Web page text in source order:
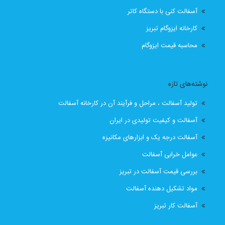
قیمت انواع ایزوگام در تبریز
قیمت ایزوگام آذربام حفاظ
قیمت ایزوگام تبریز
قیمت بهترین ایزوگام
لیست قیمت ایزوگام تبریز
لیست قیمت ایزوگام در تبریز
نصب رایگان
نصب رایگان ایزوگام در تبریز
آسفالت کنی با دستگاه کاتر
کارخانه ایزوگام تبریز
محاسبه قیمت ایزوگام
نوشته‌های تازه
تولید آسفالت ، مراحل و فرآیند آن در کارخانه آسفالت
آسفالت و کیفیت تولیدی در ایران
آسفالت درجه یک و ابزارهای مکانیزه
عوامل خرابی آسفالت
بررسی قیمت آسفالت در تبریز
مواد تشکیل دهنده آسفالت
آسفالت کار تبریز